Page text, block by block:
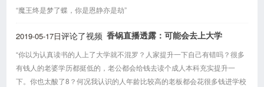
“魔王终是梦了蝶，你是恩静亦是劫”
2019-05-17日评论了视频 香锅直播透露：可能会去上大学
“你以为认真读书的人上了大学就不混罗？人家提升一下自己有错吗？很多
有钱人的老婆学历都挺低的，老公都会给钱去读个成人本科充实提升一
下。你也太酸了8？何况我认识的人年龄比较高的老板都会花很多钱进学校